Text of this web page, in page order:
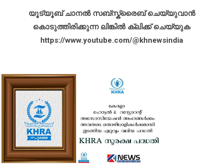
യൂട്യൂബ് ചാനൽ സബ്സ്ക്രൈബ് ചെയ്യുവാൻ
കൊടുത്തിരിക്കുന്ന ലിങ്കിൽ ക്ലിക്ക് ചെയ്യുക
https://www.youtube.com/@khnewsindia